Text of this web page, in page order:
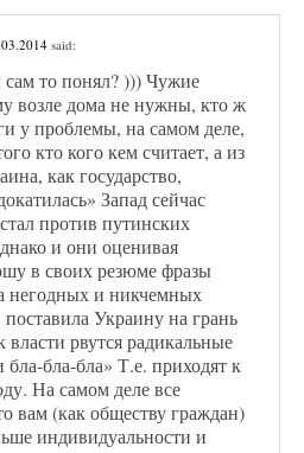
said:
сам то понял? ))) Чужие
возле дома не нужны, кто ж
у проблемы, на самом деле,
кто кого кем считает, а из
как государство,
Запад сейчас
против путинских
и они оценивая
в своих резюме фразы
негодных и никчемных
поставила Украину на грань
власти рвутся радикальные
бла-бла» Т.е. приходят к
На самом деле все
вам (как обществу граждан)
индивидуальности и